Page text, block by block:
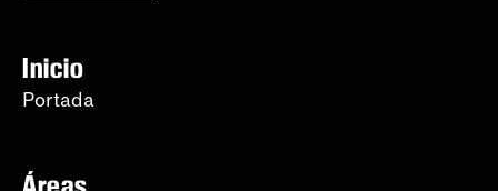
Inicio
Portada